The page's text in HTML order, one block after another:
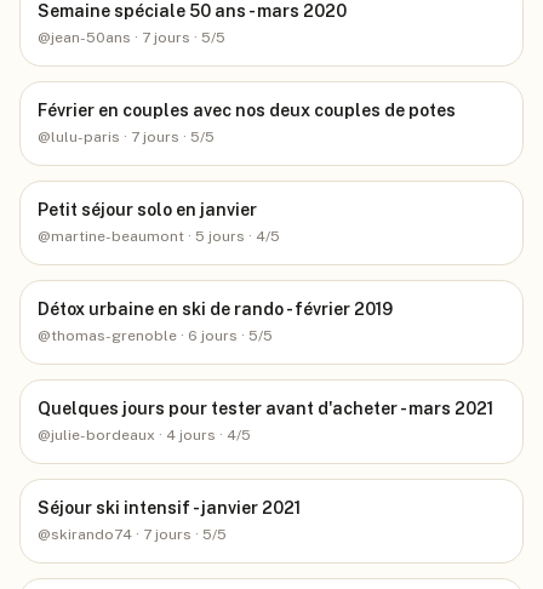
Semaine spéciale 50 ans - mars 2020
@jean-50ans · 7 jours · 5/5
Février en couples avec nos deux couples de potes
@lulu-paris · 7 jours · 5/5
Petit séjour solo en janvier
@martine-beaumont · 5 jours · 4/5
Détox urbaine en ski de rando - février 2019
@thomas-grenoble · 6 jours · 5/5
Quelques jours pour tester avant d'acheter - mars 2021
@julie-bordeaux · 4 jours · 4/5
Séjour ski intensif - janvier 2021
@skirando74 · 7 jours · 5/5